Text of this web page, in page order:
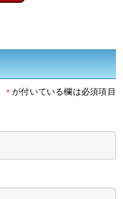
*が付いている欄は必須項目